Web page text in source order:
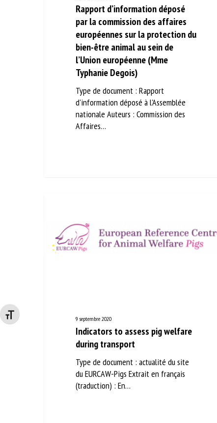
Changer la taille de la police
Rapport d’information déposé
par la commission des affaires
européennes sur la protection
du bien-être animal au sein de
l’Union européenne (Mme
Typhanie Degois)
Type de document : Rapport
d'information déposé à l'Assemblée
nationale Auteurs : Commission des
Affaires…
9 septembre 2020
Indicators to assess pig welfare
during transport
Type de document : actualité du site
du EURCAW-Pigs Extrait en français
(traduction) : En…